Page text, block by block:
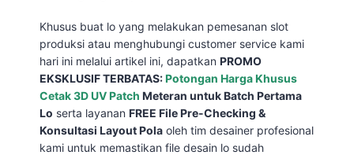
Khusus buat lo yang melakukan pemesanan slot
produksi atau menghubungi customer service kami
hari ini melalui artikel ini, dapatkan PROMO
EKSKLUSIF TERBATAS:Potongan Harga Khusus
Cetak 3D UV Patch Meteran untuk Batch Pertama
Lo serta layanan FREE File Pre-Checking &
Konsultasi Layout Pola oleh tim desainer profesional
kami untuk memastikan file desain lo sudah